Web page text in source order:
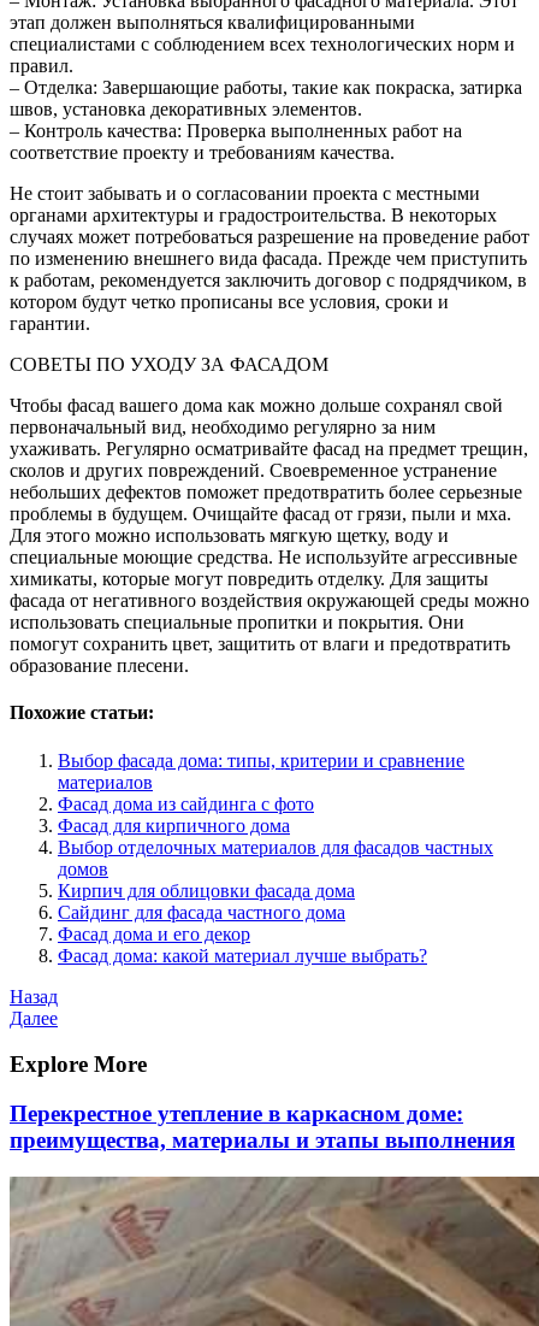
этап должен выполняться квалифицированными
специалистами с соблюдением всех технологических норм и
правил.
– Отделка: Завершающие работы, такие как покраска, затирка
швов, установка декоративных элементов.
– Контроль качества: Проверка выполненных работ на
соответствие проекту и требованиям качества.
Не стоит забывать и о согласовании проекта с местными
органами архитектуры и градостроительства. В некоторых
случаях может потребоваться разрешение на проведение работ
по изменению внешнего вида фасада. Прежде чем приступить
к работам, рекомендуется заключить договор с подрядчиком, в
котором будут четко прописаны все условия, сроки и
гарантии.
СОВЕТЫ ПО УХОДУ ЗА ФАСАДОМ
Чтобы фасад вашего дома как можно дольше сохранял свой
первоначальный вид, необходимо регулярно за ним
ухаживать. Регулярно осматривайте фасад на предмет трещин,
сколов и других повреждений. Своевременное устранение
небольших дефектов поможет предотвратить более серьезные
проблемы в будущем. Очищайте фасад от грязи, пыли и мха.
Для этого можно использовать мягкую щетку, воду и
специальные моющие средства. Не используйте агрессивные
химикаты, которые могут повредить отделку. Для защиты
фасада от негативного воздействия окружающей среды можно
использовать специальные пропитки и покрытия. Они
помогут сохранить цвет, защитить от влаги и предотвратить
образование плесени.
Похожие статьи:
Выбор фасада дома: типы, критерии и сравнение
материалов
Фасад дома из сайдинга с фото
Фасад для кирпичного дома
Выбор отделочных материалов для фасадов частных
домов
Кирпич для облицовки фасада дома
Сайдинг для фасада частного дома
Фасад дома и его декор
Фасад дома: какой материал лучше выбрать?
Навигация
по
записям
Предыдущая
запись
Назад
Следующая
Далее
Explore More
Перекрестное утепление в каркасном доме:
преимущества, материалы и этапы выполнения